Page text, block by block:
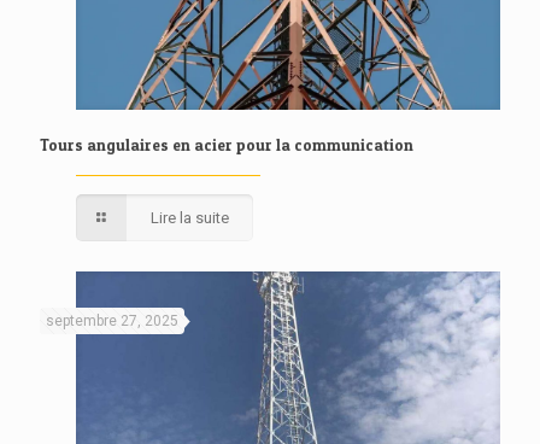
Tours angulaires en acier pour la communication
Lire la suite
septembre 27, 2025